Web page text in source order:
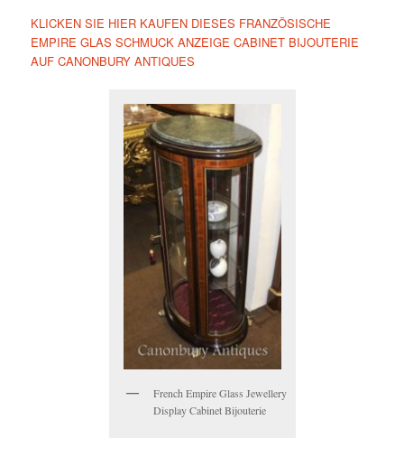
KLICKEN SIE HIER KAUFEN DIESES FRANZÖSISCHE
EMPIRE GLAS SCHMUCK ANZEIGE CABINET BIJOUTERIE
AUF CANONBURY ANTIQUES
French Empire Glass Jewellery
Display Cabinet Bijouterie